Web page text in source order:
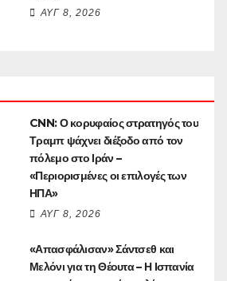
ΑΥΓ 8, 2026
CNN: Ο κορυφαίος στρατηγός του
Τραμπ ψάχνει διέξοδο από τον
πόλεμο στο Ιράν –
«Περιορισμένες οι επιλογές των
ΗΠΑ»
ΑΥΓ 8, 2026
«Απασφάλισαν» Σάντσεθ και
Μελόνι για τη Θέουτα – Η Ισπανία